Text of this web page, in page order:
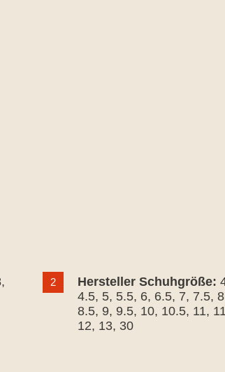
,
2 Hersteller Schuhgröße:
4.5, 5, 5.5, 6, 6.5, 7, 7.5, 8
8.5, 9, 9.5, 10, 10.5, 11,
12, 13, 30